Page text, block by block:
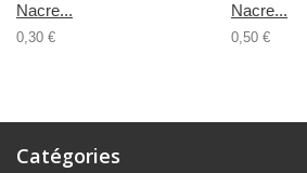
Nacre...
0,30 €
Nacre...
0,50 €
Catégories